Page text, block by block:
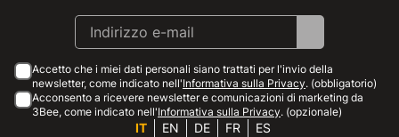
Accetto che i miei dati personali siano trattati per l'invio della
newsletter, come indicato nell'Informativa sulla Privacy. (obbligatorio)
Acconsento a ricevere newsletter e comunicazioni di marketing da
3Bee, come indicato nell'Informativa sulla Privacy. (opzionale)
IT EN DE FR ES